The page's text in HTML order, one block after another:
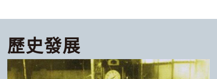
歷史發展